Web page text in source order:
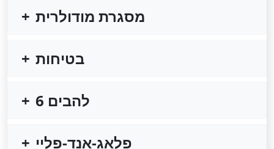
מסגרת מודולרית
בטיחות
6 להבים
פלאג-אנד-פליי